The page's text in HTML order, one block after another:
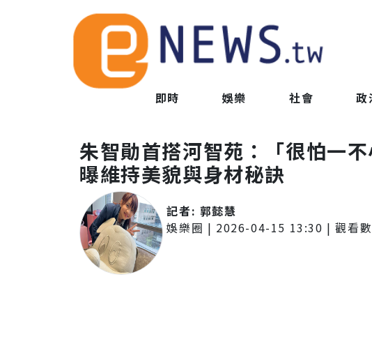
即時 娛樂 社會 政
朱智勛首搭河智苑：「很怕一
曝維持美貌與身材秘訣
記者: 郭懿慧
娛樂圈 | 2026-04-15 13:30 | 觀看